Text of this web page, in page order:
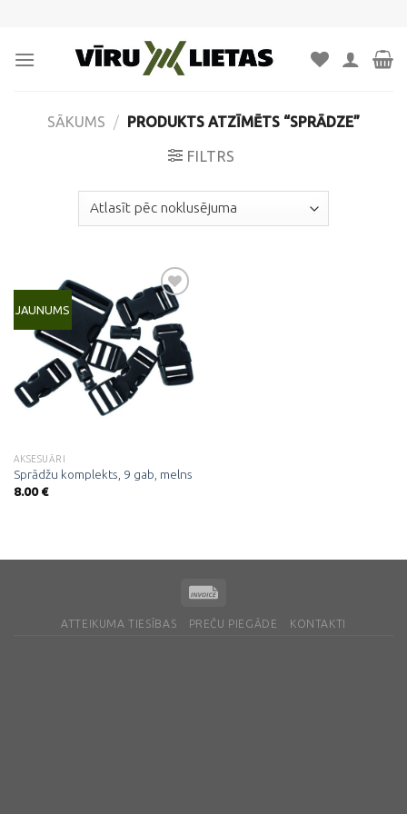
content
SĀKUMS / PRODUKTS ATZĪMĒTS “SPRĀDZE”
FILTRS
JAUNUMS
Pievienot
vēlmju
sarakstam
AKSESUĀRI
Sprādžu komplekts, 9 gab, melns
8.00€
ATTEIKUMA TIESĪBAS PREČU PIEGĀDE KONTAKTI